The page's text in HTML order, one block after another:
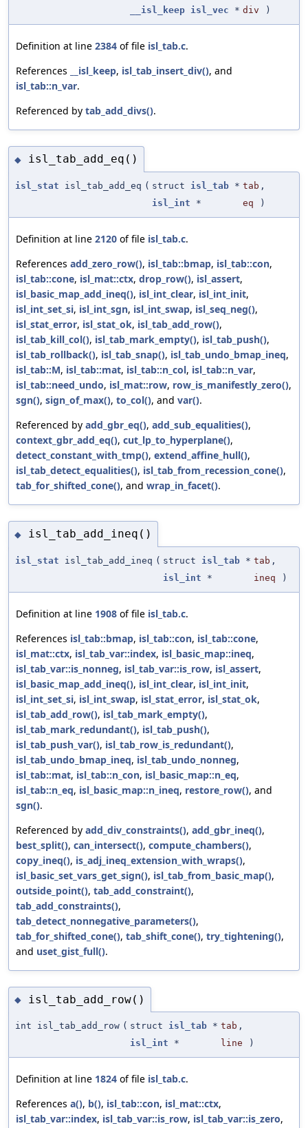
__isl_keep isl_vec * div )
Definition at line 2384 of file isl_tab.c.
References
__isl_keep, isl_tab_insert_div(), and
isl_tab::n_var.
Referenced by tab_add_divs().
◆ isl_tab_add_eq()
isl_stat isl_tab_add_eq ( struct isl_tab * tab ,
isl_int * eq )
Definition at line 2120 of file isl_tab.c.
References add_zero_row(), isl_tab::bmap, isl_tab::con,
isl_tab::cone, isl_mat::ctx, drop_row(), isl_assert,
isl_basic_map_add_ineq(), isl_int_clear, isl_int_init,
isl_int_set_si, isl_int_sgn, isl_int_swap, isl_seq_neg(),
isl_stat_error, isl_stat_ok, isl_tab_add_row(),
isl_tab_kill_col(), isl_tab_mark_empty(), isl_tab_push(),
isl_tab_rollback(), isl_tab_snap(), isl_tab_undo_bmap_ineq,
isl_tab::M, isl_tab::mat, isl_tab::n_col, isl_tab::n_var,
isl_tab::need_undo, isl_mat::row, row_is_manifestly_zero(),
sgn(), sign_of_max(), to_col(), and var().
Referenced by add_gbr_eq(), add_sub_equalities(),
context_gbr_add_eq(), cut_lp_to_hyperplane(),
detect_constant_with_tmp(), extend_affine_hull(),
isl_tab_detect_equalities(), isl_tab_from_recession_cone(),
tab_for_shifted_cone(), and wrap_in_facet().
◆ isl_tab_add_ineq()
isl_stat isl_tab_add_ineq ( struct isl_tab * tab ,
isl_int * ineq )
Definition at line 1908 of file isl_tab.c.
References isl_tab::bmap, isl_tab::con, isl_tab::cone,
isl_mat::ctx, isl_tab_var::index, isl_basic_map::ineq,
isl_tab_var::is_nonneg, isl_tab_var::is_row, isl_assert,
isl_basic_map_add_ineq(), isl_int_clear, isl_int_init,
isl_int_set_si, isl_int_swap, isl_stat_error, isl_stat_ok,
isl_tab_add_row(), isl_tab_mark_empty(),
isl_tab_mark_redundant(), isl_tab_push(),
isl_tab_push_var(), isl_tab_row_is_redundant(),
isl_tab_undo_bmap_ineq, isl_tab_undo_nonneg,
isl_tab::mat, isl_tab::n_con, isl_basic_map::n_eq,
isl_tab::n_eq, isl_basic_map::n_ineq, restore_row(), and
sgn().
Referenced by add_div_constraints(), add_gbr_ineq(),
best_split(), can_intersect(), compute_chambers(),
copy_ineq(), is_adj_ineq_extension_with_wraps(),
isl_basic_set_vars_get_sign(), isl_tab_from_basic_map(),
outside_point(), tab_add_constraint(),
tab_add_constraints(),
tab_detect_nonnegative_parameters(),
tab_for_shifted_cone(), tab_shift_cone(), try_tightening(),
and uset_gist_full().
◆ isl_tab_add_row()
int isl_tab_add_row ( struct isl_tab * tab ,
isl_int * line )
Definition at line 1824 of file isl_tab.c.
References a(), b(), isl_tab::con, isl_mat::ctx,
isl_tab_var::index, isl_tab_var::is_row, isl_tab_var::is_zero,